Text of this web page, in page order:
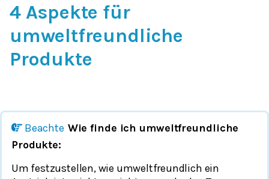
4 Aspekte für
umweltfreundliche
Produkte
Beachte Wie finde ich umweltfreundliche
Produkte:
Um festzustellen, wie umweltfreundlich ein